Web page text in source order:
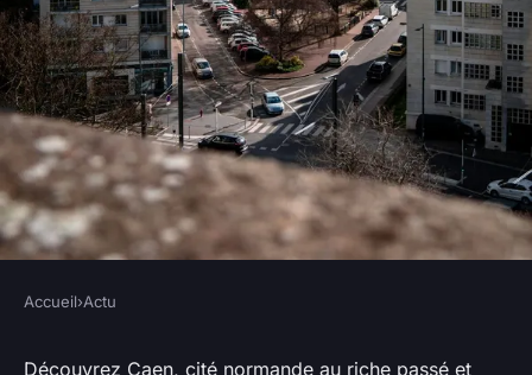
Accueil›Actu
Découvrez Caen, cité normande au riche passé et